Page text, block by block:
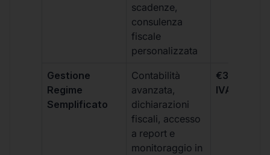
scadenze,
consulenza
fiscale
personalizzata
Gestione
Regime
Semplificato
Contabilità
avanzata,
dichiarazioni
fiscali, accesso
a report e
monitoraggio in
€333 +
IVA/